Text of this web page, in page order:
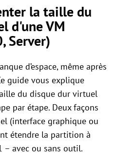
la taille du
d'une VM
Server)
d’espace, même après
guide vous explique
du disque dur virtuel
par étape. Deux façons
(interface graphique ou
étendre la partition à
– avec ou sans outil.